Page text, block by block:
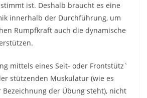
ist. Deshalb braucht es eine
innerhalb der Durchführung, um
Rumpfkraft auch die dynamische
mittels eines Seit- oder Frontstütz`
stützenden Muskulatur (wie es
der Übung steht), nicht